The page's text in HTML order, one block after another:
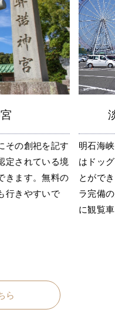
その創祀を記す
定されている境
きます。無料の
行きやすいで
明石海
はドッ
とがで
ラ完備
に観覧
ら